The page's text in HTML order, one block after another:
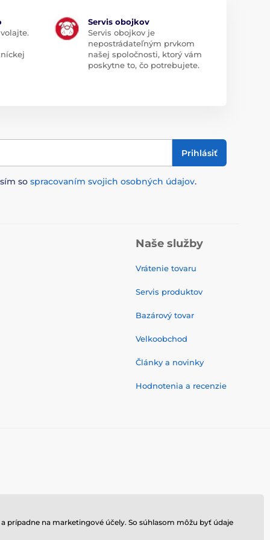
Servis obojkov
Servis obojkov je
nepostrádateľným prvkom
našej spoločnosti, ktorý vám
poskytne to, čo potrebujete.
Prihlásiť
so spracovaním svojich osobných údajov.
Naše služby
Vrátenie tovaru
Servis produktov
Bazárový tovar
Velkoobchod
Články a novinky
Hodnotenia a recenzie
prípadne na marketingové účely. So súhlasom môžu byť údaje